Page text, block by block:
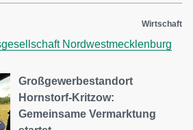
Wirtschaft
Nordwestmecklenburg
Großgewerbestandort
Hornstorf-Kritzow:
Gemeinsame Vermarktung